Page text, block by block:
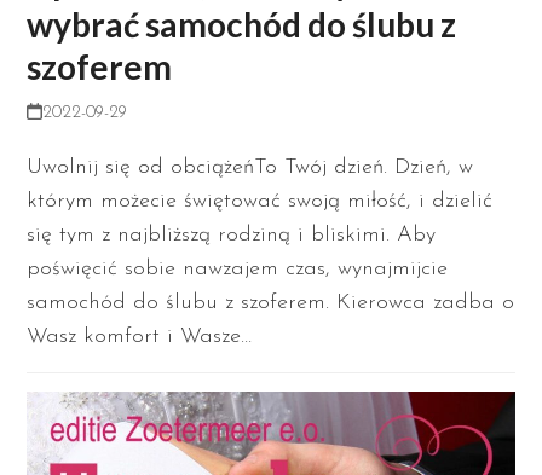
wybrać samochód do ślubu z
szoferem
2022-09-29
Uwolnij się od obciążeńTo Twój dzień. Dzień, w
którym możecie świętować swoją miłość, i dzielić
się tym z najbliższą rodziną i bliskimi. Aby
poświęcić sobie nawzajem czas, wynajmijcie
samochód do ślubu z szoferem. Kierowca zadba o
Wasz komfort i Wasze…